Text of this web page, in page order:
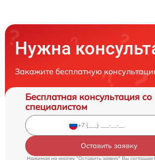
Нужна
Закажите бесплатную
Бесплатная консультация со
специалистом
Оставить заявку
Нажимая на кнопку "Оставить заявку" Вы